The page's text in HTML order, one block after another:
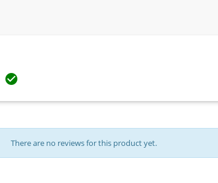

There are no reviews for this product yet.